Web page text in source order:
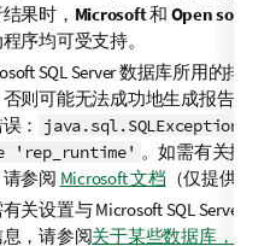
果时， Microsoft和 Open source
序均可受支持。
SQL Server 数据库所用的排序
则可能无法成功地生成报告。
：
java.sql.SQLException:
'rep_runtime' 。如需有关排序
参阅 Microsoft 文档 （仅提供英
关设置与 Microsoft SQL Server
，请参阅关于某些数据库，您